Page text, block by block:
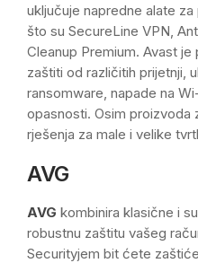
uključuje napredne alate
što su SecureLine VPN,
Cleanup Premium. Avast
zaštiti od različitih prijetnji,
ransomware, napade na
opasnosti. Osim proizvoda
rješenja za male i velike
AVG
AVG kombinira klasične i
robustnu zaštitu vašeg
Securityjem bit ćete